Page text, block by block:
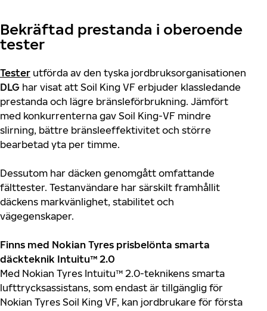
Bekräftad prestanda i oberoende
tester
Tester utförda av den tyska jordbruksorganisationen
DLG har visat att Soil King VF erbjuder klassledande
prestanda och lägre bränsleförbrukning. Jämfört
med konkurrenterna gav Soil King-VF mindre
slirning, bättre bränsleeffektivitet och större
bearbetad yta per timme.
Dessutom har däcken genomgått omfattande
fälttester. Testanvändare har särskilt framhållit
däckens markvänlighet, stabilitet och
vägegenskaper.
Finns med Nokian Tyres prisbelönta smarta
däckteknik Intuitu™ 2.0
Med Nokian Tyres Intuitu™ 2.0-teknikens smarta
lufttrycksassistans, som endast är tillgänglig för
Nokian Tyres Soil King VF, kan jordbrukare för första